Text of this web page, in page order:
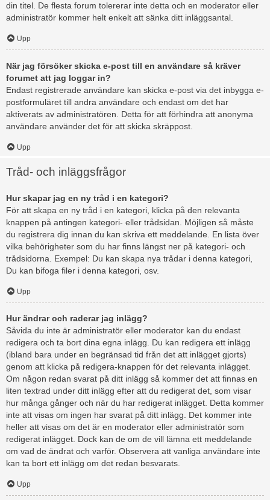
din titel. De flesta forum tolererar inte detta och en moderator eller
administratör kommer helt enkelt att sänka ditt inläggsantal.
Upp
När jag försöker skicka e-post till en användare så kräver
forumet att jag loggar in?
Endast registrerade användare kan skicka e-post via det inbygga e-
postformuläret till andra användare och endast om det har
aktiverats av administratören. Detta för att förhindra att anonyma
användare använder det för att skicka skräppost.
Upp
Tråd- och inläggsfrågor
Hur skapar jag en ny tråd i en kategori?
För att skapa en ny tråd i en kategori, klicka på den relevanta
knappen på antingen kategori- eller trådsidan. Möjligen så måste
du registrera dig innan du kan skriva ett meddelande. En lista över
vilka behörigheter som du har finns längst ner på kategori- och
trådsidorna. Exempel: Du kan skapa nya trådar i denna kategori,
Du kan bifoga filer i denna kategori, osv.
Upp
Hur ändrar och raderar jag inlägg?
Såvida du inte är administratör eller moderator kan du endast
redigera och ta bort dina egna inlägg. Du kan redigera ett inlägg
(ibland bara under en begränsad tid från det att inlägget gjorts)
genom att klicka på redigera-knappen för det relevanta inlägget.
Om någon redan svarat på ditt inlägg så kommer det att finnas en
liten textrad under ditt inlägg efter att du redigerat det, som visar
hur många gånger och när du har redigerat inlägget. Detta kommer
inte att visas om ingen har svarat på ditt inlägg. Det kommer inte
heller att visas om det är en moderator eller administratör som
redigerat inlägget. Dock kan de om de vill lämna ett meddelande
om vad de ändrat och varför. Observera att vanliga användare inte
kan ta bort ett inlägg om det redan besvarats.
Upp